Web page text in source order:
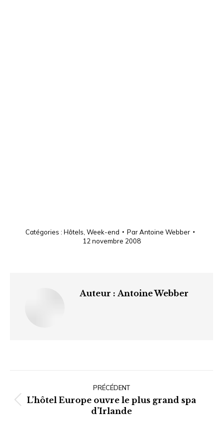
Catégories : Hôtels Week-end ParAntoine Webber
12 novembre 2008
Auteur : Antoine Webber
PRÉCÉDENT
Article
précédent
L’hôtel Europe ouvre le plus grand spa
d’Irlande